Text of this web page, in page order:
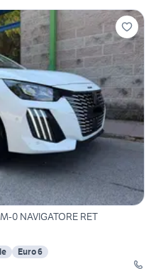
0 NAVIGATORE RET
Euro 6